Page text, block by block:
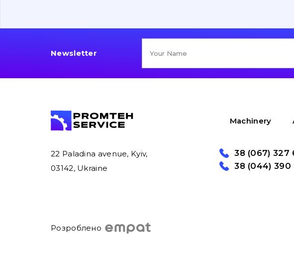
Newsletter
Machinery
22 Paladina avenue, Kyiv,
03142, Ukraine
Розроблено
38 (067) 327
38 (044) 390